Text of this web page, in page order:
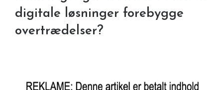
digitale løsninger forebygge
overtrædelser?